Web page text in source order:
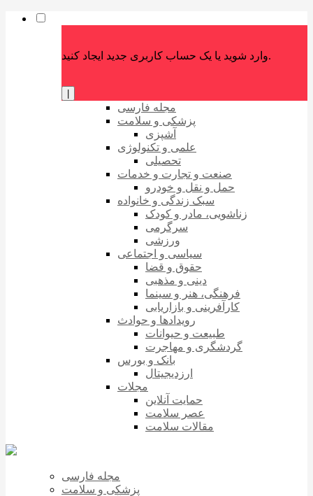
وارد شوید یا یک حساب کاربری جدید ایجاد کنید.
مجله فارسی
پزشکی و سلامت
آشپزی
علمی و تکنولوژی
تحصیلی
صنعت و تجارت و خدمات
حمل و نقل و خودرو
سبک زندگی و خانواده
زناشویی، مادر و کودک
سرگرمی
ورزشی
سیاسی و اجتماعی
حقوق و قضا
دینی و مذهبی
فرهنگی، هنر و سینما
کارآفرینی و بازاریابی
رویدادها و حوادث
طبیعت و حیوانات
گردشگری و مهاجرت
بانک و بورس
ارزدیجیتال
مجلات
حمایت آنلاین
عصر سلامت
مقالات سلامت
مجله فارسی
پزشکی و سلامت